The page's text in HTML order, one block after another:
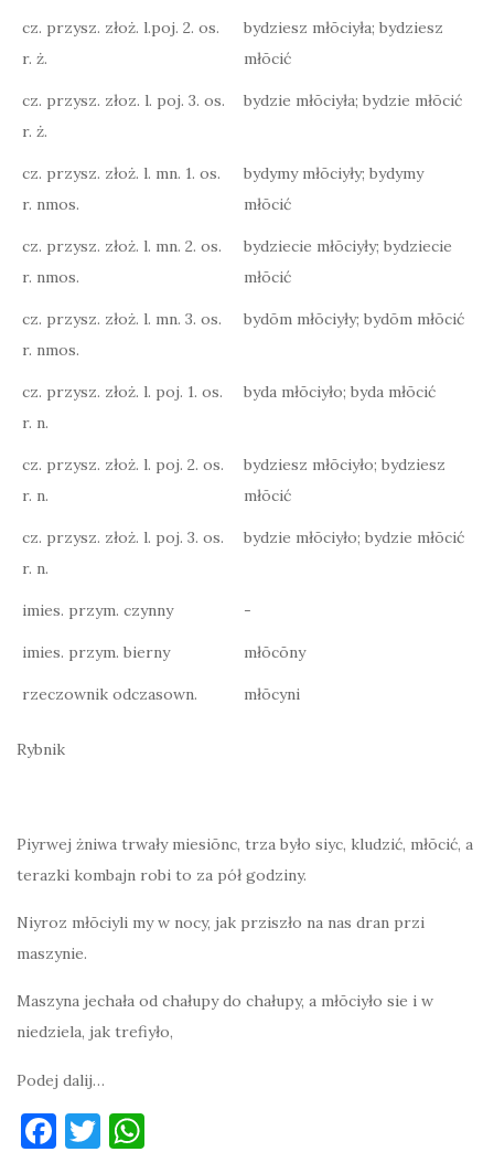
cz. przysz. złoż. l.poj. 2. os.
r. ż.
bydziesz młōciyła; bydziesz
młōcić
cz. przysz. złoz. l. poj. 3. os.
r. ż.
bydzie młōciyła; bydzie młōcić
cz. przysz. złoż. l. mn. 1. os.
r. nmos.
bydymy młōciyły; bydymy
młōcić
cz. przysz. złoż. l. mn. 2. os.
r. nmos.
bydziecie młōciyły; bydziecie
młōcić
cz. przysz. złoż. l. mn. 3. os.
r. nmos.
bydōm młōciyły; bydōm młōcić
cz. przysz. złoż. l. poj. 1. os.
r. n.
byda młōciyło; byda młōcić
cz. przysz. złoż. l. poj. 2. os.
r. n.
bydziesz młōciyło; bydziesz
młōcić
cz. przysz. złoż. l. poj. 3. os.
r. n.
bydzie młōciyło; bydzie młōcić
imies. przym. czynny -
imies. przym. bierny młōcōny
rzeczownik odczasown. młōcyni
Rybnik
Piyrwej żniwa trwały miesiōnc, trza było siyc, kludzić, młōcić, a
terazki kombajn robi to za pół godziny.
Niyroz młōciyli my w nocy, jak prziszło na nas dran przi
maszynie.
Maszyna jechała od chałupy do chałupy, a młōciyło sie i w
niedziela, jak trefiyło,
Podej dalij…
F T